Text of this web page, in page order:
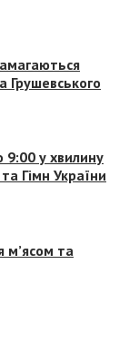
Грушевського
9:00 у хвилину
Гімн України
м’ясом та